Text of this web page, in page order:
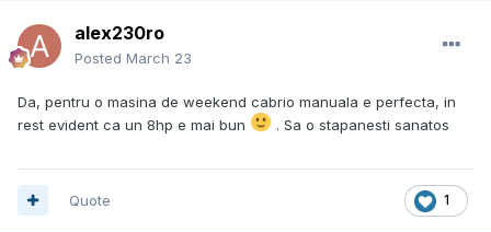
alex230ro
Posted March 23
Da, pentru o masina de weekend cabrio manuala e perfecta, in
rest evident ca un 8hp e mai bun
. Sa o stapanesti sanatos
1
Quote